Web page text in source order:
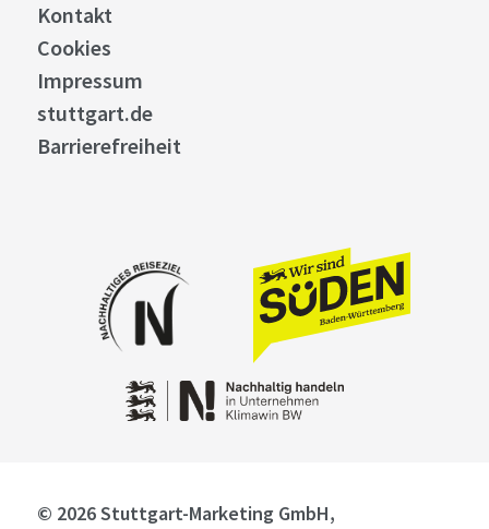
Kontakt
Cookies
Impressum
stuttgart.de
Barrierefreiheit
© 2026 Stuttgart-Marketing GmbH,